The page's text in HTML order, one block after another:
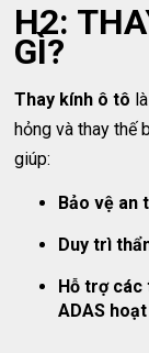
H2:
GÌ?
Thay kính ô tô
hỏng và thay thế
giúp:
Bảo vệ an
Duy trì
Hỗ trợ các
ADAS